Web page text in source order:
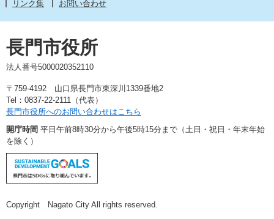
リンク集
お問い合わせ
長門市役所
法人番号5000020352110
〒759-4192 山口県長門市東深川1339番地2
Tel：0837-22-2111（代表）
長門市役所へのお問い合わせはこちら
開庁時間 平日午前8時30分から午後5時15分まで（土日・祝日・年末年始
を除く）
Copyright Nagato City All rights reserved.